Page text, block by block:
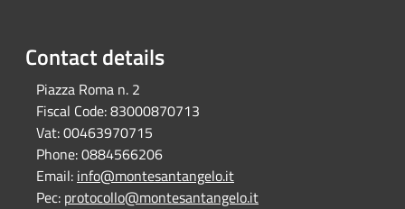
Contact details
Piazza Roma n. 2
Fiscal Code:83000870713
Vat:00463970715
Phone:0884566206
Email: info@montesantangelo.it
Pec: protocollo@montesantangelo.it